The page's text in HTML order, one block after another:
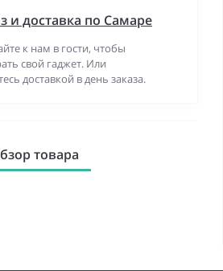
и доставка по Самаре
к нам в гости, чтобы
свой гаджет. Или
доставкой в день заказа.
товара